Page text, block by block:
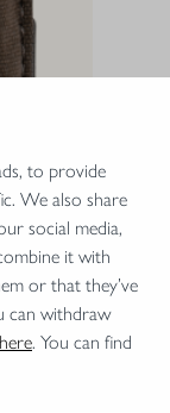
to provide
We also share
social media,
it with
or that they’ve
can withdraw
here. You can find